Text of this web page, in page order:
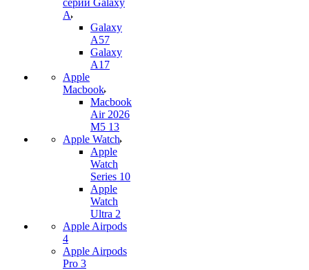
серии Galaxy
A
Galaxy
A57
Galaxy
A17
Apple
Macbook
Macbook
Air 2026
M5 13
Apple Watch
Apple
Watch
Series 10
Apple
Watch
Ultra 2
Apple Airpods
4
Apple Airpods
Pro 3